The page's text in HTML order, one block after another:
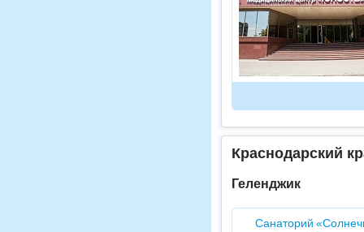
Краснодарский
Геленджик
Санаторий